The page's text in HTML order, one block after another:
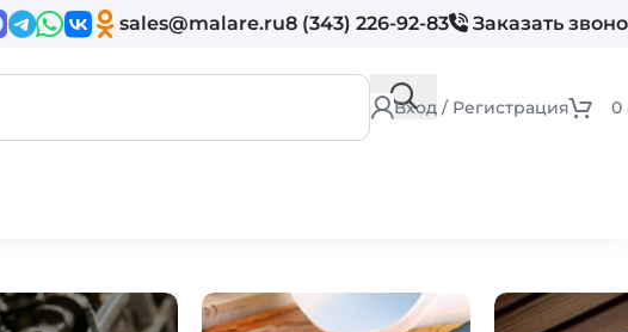
sales@malare.ru8 (343) 226-92-83 Заказать
Вход / Регистрация 0